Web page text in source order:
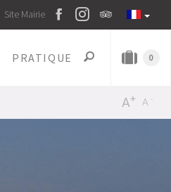
Site Mairie
PRATIQUE 0
-
A
+
A